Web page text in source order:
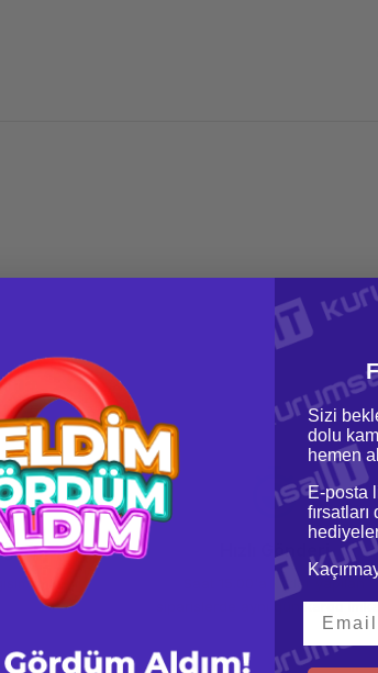
imkanı
Hızlı Gönderi
Saat 15.00'a kadar yapılan
siparişlerde aynı gün kargo
Sizi
dolu
hemen
E-posta